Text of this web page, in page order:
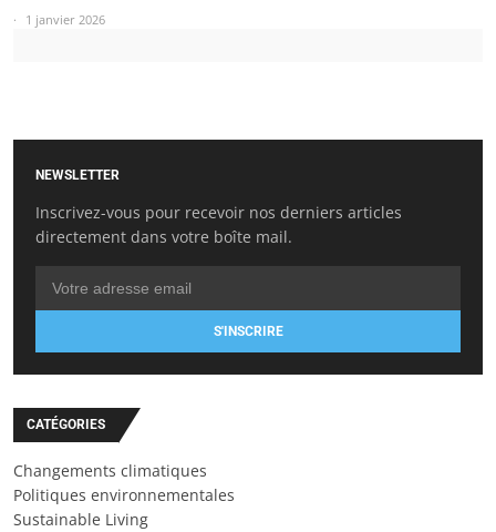
1 janvier 2026
NEWSLETTER
Inscrivez-vous pour recevoir nos derniers articles
directement dans votre boîte mail.
S'INSCRIRE
CATÉGORIES
Changements climatiques
Politiques environnementales
Sustainable Living